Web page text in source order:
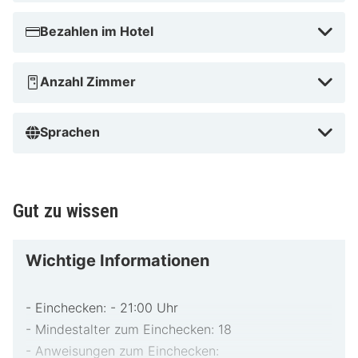
Hotel ist 0,6 km von Theater von Lüttich und 0,8 km
Perron in der Nähe
Bezahlen im Hotel
Anzahl Zimmer
Sprachen
Gut zu wissen
Wichtige Informationen
- Einchecken: - 21:00 Uhr
- Mindestalter zum Einchecken: 18
- Anweisungen zum Einchecken: